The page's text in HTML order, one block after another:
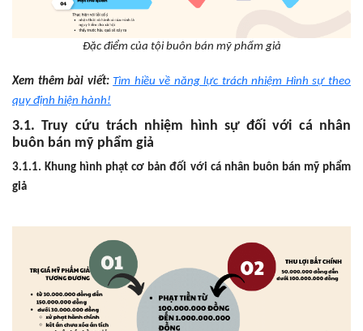
Đặc điểm của tội buôn bán mỹ phẩm giả
Xem thêm bài viết:Tìm hiều về năng lực trách nhiệm Hình sự theo
quy định hiện hành!
3.1. Truy cứu trách nhiệm hình sự đối với cá nhân
buôn bán mỹ phẩm giả
3.1.1. Khung hình phạt cơ bản đối với cá nhân buôn bán mỹ phẩm
giả